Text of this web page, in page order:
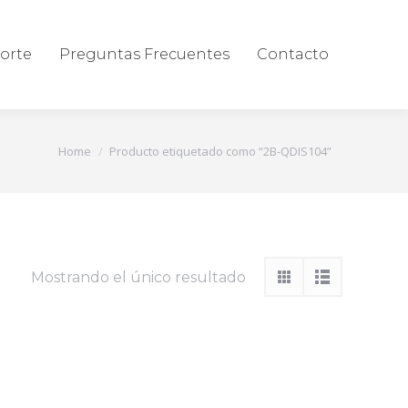
Preguntas Frecuentes Contacto
You are here:
Home Producto etiquetado como “2B-QDIS104”
Mostrando el único resultado